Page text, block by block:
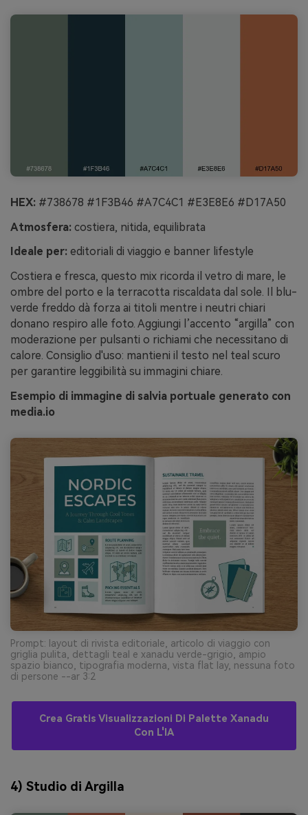
HEX: #738678 #1F3B46 #A7C4C1 #E3E8E6 #D17A50
Atmosfera: costiera, nitida, equilibrata
Ideale per: editoriali di viaggio e banner lifestyle
Costiera e fresca, questo mix ricorda il vetro di mare, le
ombre del porto e la terracotta riscaldata dal sole. Il blu-
verde freddo dà forza ai titoli mentre i neutri chiari
donano respiro alle foto. Aggiungi l’accento “argilla” con
moderazione per pulsanti o richiami che necessitano di
calore. Consiglio d'uso: mantieni il testo nel teal scuro
per garantire leggibilità su immagini chiare.
Esempio di immagine di salvia portuale generato con
media.io
Prompt: layout di rivista editoriale, articolo di viaggio con
griglia pulita, dettagli teal e xanadu verde-grigio, ampio
spazio bianco, tipografia moderna, vista flat lay, nessuna foto
di persone --ar 3:2
Crea Gratis Visualizzazioni Di Palette Xanadu
Con L'IA
4) Studio di Argilla